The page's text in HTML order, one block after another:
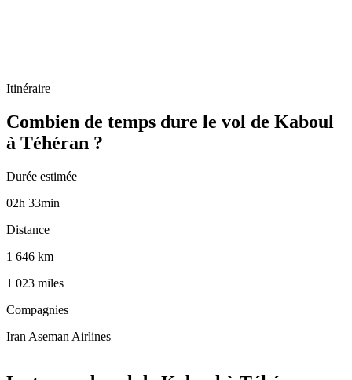
Itinéraire
Combien de temps dure le vol de Kaboul
à Téhéran ?
Durée estimée
02h 33min
Distance
1 646 km
1 023 miles
Compagnies
Iran Aseman Airlines